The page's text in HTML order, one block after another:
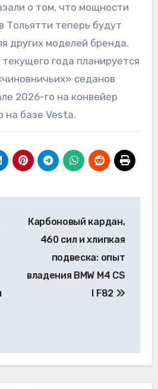
о том, что мощности
теперь будут
других моделей бренда.
года планируется
седанов
2026-го на конвейер
на базе Vesta.
Карбоновый кардан,
460 сил и хлипкая
подвеска: опыт
владения BMW M4 CS
I F82